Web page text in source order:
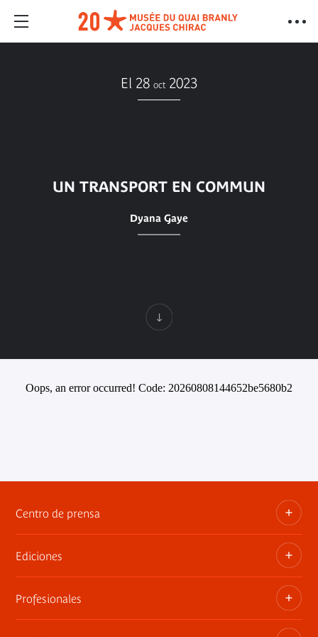
El 28 oct 2023
UN TRANSPORT EN COMMUN
Dyana Gaye
Oops, an error occurred! Code: 20260808144652be5680b2
Centro de prensa
Dosieres, comunicados de prensa, anuncios de
exposiciones
Ediciones
Las publicaciones del museo
Profesionales